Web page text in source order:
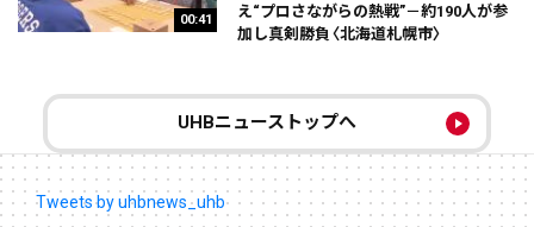
00:41
え“プロさながらの熱戦”－約190人が参
加し真剣勝負〈北海道札幌市〉
UHBニューストップへ
Tweets by uhbnews_uhb